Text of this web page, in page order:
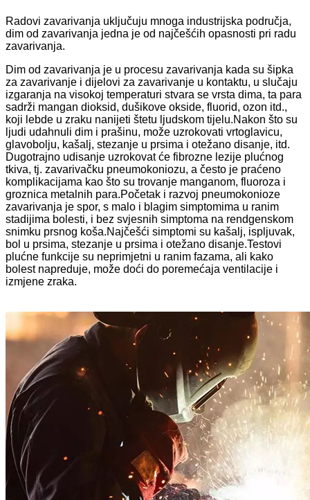
Radovi zavarivanja uključuju mnoga industrijska područja,
dim od zavarivanja jedna je od najčešćih opasnosti pri radu
zavarivanja.
Dim od zavarivanja je u procesu zavarivanja kada su šipka
za zavarivanje i dijelovi za zavarivanje u kontaktu, u slučaju
izgaranja na visokoj temperaturi stvara se vrsta dima, ta para
sadrži mangan dioksid, dušikove okside, fluorid, ozon itd.,
koji lebde u zraku nanijeti štetu ljudskom tijelu.Nakon što su
ljudi udahnuli dim i prašinu, može uzrokovati vrtoglavicu,
glavobolju, kašalj, stezanje u prsima i otežano disanje, itd.
Dugotrajno udisanje uzrokovat će fibrozne lezije plućnog
tkiva, tj. zavarivačku pneumokoniozu, a često je praćeno
komplikacijama kao što su trovanje manganom, fluoroza i
groznica metalnih para.Početak i razvoj pneumokonioze
zavarivanja je spor, s malo i blagim simptomima u ranim
stadijima bolesti, i bez svjesnih simptoma na rendgenskom
snimku prsnog koša.Najčešći simptomi su kašalj, ispljuvak,
bol u prsima, stezanje u prsima i otežano disanje.Testovi
plućne funkcije su neprimjetni u ranim fazama, ali kako
bolest napreduje, može doći do poremećaja ventilacije i
izmjene zraka.